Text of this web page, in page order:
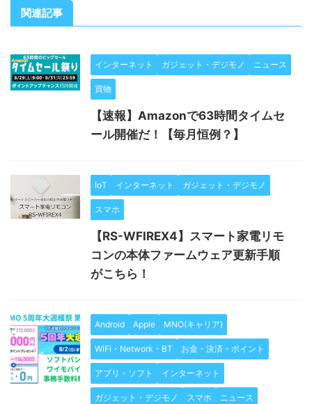
関連記事
インターネット ガジェット・デジモノ ニュース
買物
【速報】Amazonで63時間タイムセ
ール開催だ！【毎月恒例？】
IoT インターネット ガジェット・デジモノ
スマホ
【RS-WFIREX4】スマート家電リモ
コンの本体ファームウェア更新手順
がこちら！
Android Apple MNO(キャリア)
WiFi・Network・BT お金・決済・ポイント
アプリ・ソフト インターネット
ガジェット・デジモノ スマホ ニュース